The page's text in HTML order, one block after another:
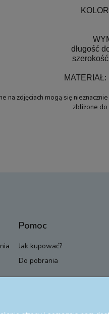
długość
MATERIAŁ:
zdjęciach mogą się
zbliżone do
Pomoc
Jak kupować?
Do pobrania